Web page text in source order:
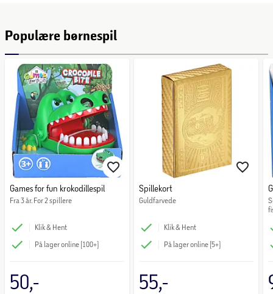
Populære børnespil
Games for fun krokodillespil
Fra 3 år. For 2 spillere
Klik & Hent
På lager online (100+)
50,-
Spillekort
Guldfarvede
Klik & Hent
På lager online (5+)
55,-